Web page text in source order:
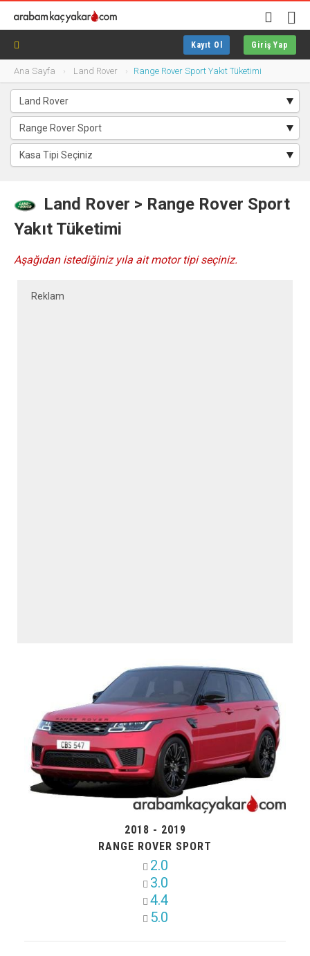
Kayıt Ol Giriş Yap
Ana Sayfa Land Rover Range Rover Sport Yakıt Tüketimi
Land Rover > Range Rover Sport
Yakıt Tüketimi
Aşağıdan istediğiniz yıla ait motor tipi seçiniz.
Reklam
2018 - 2019
RANGE ROVER SPORT
2.0
3.0
4.4
5.0